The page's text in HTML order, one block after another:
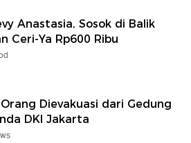
Anastasia, Sosok di Balik
Ceri-Ya Rp600 Ribu
Dievakuasi dari Gedung
DKI Jakarta